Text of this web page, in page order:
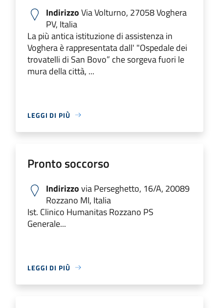
IndirizzoVia Volturno, 27058 Voghera
PV, Italia
La più antica istituzione di assistenza in
Voghera è rappresentata dall' "Ospedale dei
trovatelli di San Bovo” che sorgeva fuori le
mura della città, ...
LEGGI DI PIÙ
Pronto soccorso
Indirizzovia Perseghetto, 16/A, 20089
Rozzano MI, Italia
Ist. Clinico Humanitas Rozzano PS
Generale...
LEGGI DI PIÙ